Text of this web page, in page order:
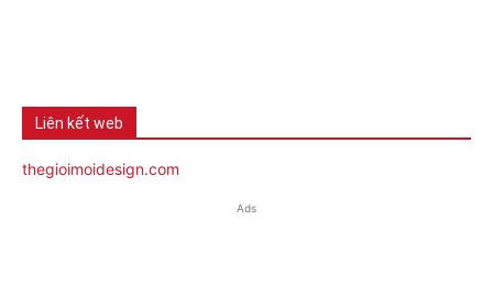
Liên kết web
thegioimoidesign.com
Ads